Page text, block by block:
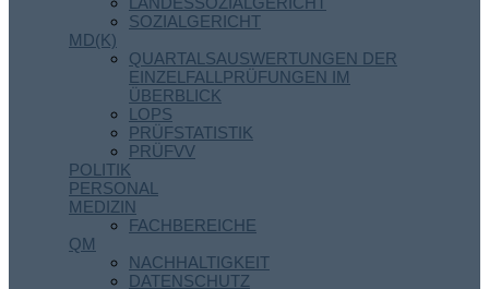
SOZIALGERICHT
MD(K)
QUARTALSAUSWERTUNGEN DER
EINZELFALLPRÜFUNGEN IM
ÜBERBLICK
LOPS
PRÜFSTATISTIK
PRÜFVV
POLITIK
PERSONAL
MEDIZIN
FACHBEREICHE
QM
NACHHALTIGKEIT
DATENSCHUTZ